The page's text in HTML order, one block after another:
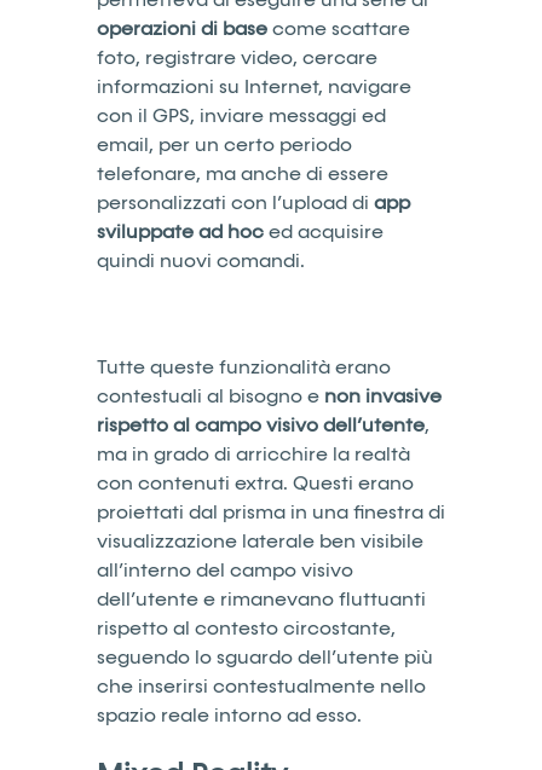
operazioni di base come scattare
foto, registrare video, cercare
informazioni su Internet, navigare
con il GPS, inviare messaggi ed
email, per un certo periodo
telefonare, ma anche di essere
personalizzati con l’upload di app
sviluppate ad hoc ed acquisire
quindi nuovi comandi.
Tutte queste funzionalità erano
contestuali al bisogno e non invasive
rispetto al campo visivo dell’utente,
ma in grado di arricchire la realtà
con contenuti extra. Questi erano
proiettati dal prisma in una finestra di
visualizzazione laterale ben visibile
all’interno del campo visivo
dell’utente e rimanevano fluttuanti
rispetto al contesto circostante,
seguendo lo sguardo dell’utente più
che inserirsi contestualmente nello
spazio reale intorno ad esso.